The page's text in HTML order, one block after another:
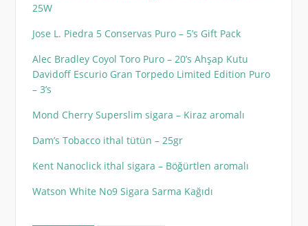
25W
Jose L. Piedra 5 Conservas Puro – 5’s Gift Pack
Alec Bradley Coyol Toro Puro – 20’s Ahşap Kutu
Davidoff Escurio Gran Torpedo Limited Edition Puro
– 3’s
Mond Cherry Superslim sigara – Kiraz aromalı
Dam’s Tobacco ithal tütün – 25gr
Kent Nanoclick ithal sigara – Böğürtlen aromalı
Watson White No9 Sigara Sarma Kağıdı